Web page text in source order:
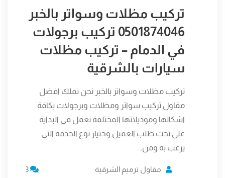
تركيب مظلات وسواتر بالخبر
0501874046 تركيب برجولات
في الدمام – تركيب مظلات
سيارات بالشرقية
تركيب مظلات وسواتر بالخبر نحن نملك افضل
مقاول تركيب سواتر ومظلات وبرجولات بكافة
اشكالها وموديلاتها المختلفة نعمل في البداية
على تحت طلب العميل وختيار نوع الخدمة التي
يرغب به ومن…
مقاول ترميم الشرقية